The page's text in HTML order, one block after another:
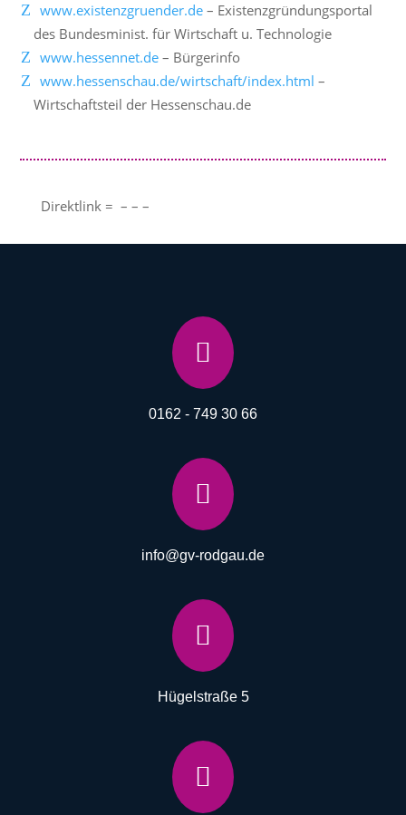
www.existenzgruender.de – Existenzgründungsportal
des Bundesminist. für Wirtschaft u. Technologie
www.hessennet.de – Bürgerinfo
www.hessenschau.de/wirtschaft/index.html –
Wirtschaftsteil der Hessenschau.de
Direktlink = – – –

0162 - 749 30 66

info@gv-rodgau.de

Hügelstraße 5
